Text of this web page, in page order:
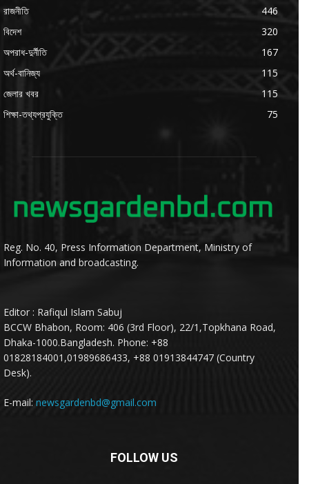
রাজনীতি
446
বিদেশ
320
অপরাধ-দুর্নীতি
167
অর্থ-বানিজ্য
115
জেলার খবর
115
শিক্ষা-তথ্যপ্রযুক্তি
75
Reg. No. 40, Press Information Department, Ministry of
Information and broadcasting.
Editor : Rafiqul Islam Sabuj
BCCW Bhabon, Room: 406 (3rd Floor), 22/1,Topkhana Road,
Dhaka-1000.Bangladesh. Phone: +88
01828184001,01989686433, +88 01913844747 (Country
Desk).
E-mail: newsgardenbd@gmail.com
FOLLOW US